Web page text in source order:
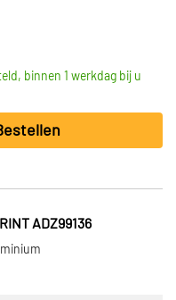
binnen 1 werkdag bij u
ADZ99136